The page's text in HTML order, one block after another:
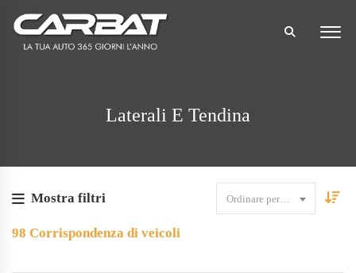
Laterali E Tendina
Mostra filtri Ordinare per data
98 Corrispondenza di veicoli